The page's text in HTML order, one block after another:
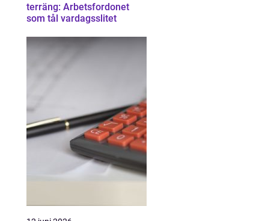
terräng: Arbetsfordonet
som tål vardagsslitet